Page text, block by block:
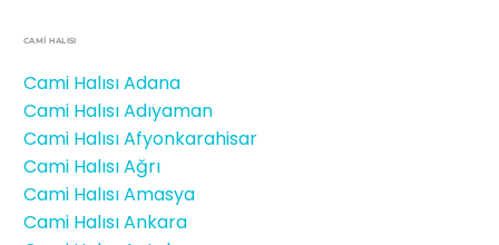
CAMİ HALISI
Cami Halısı Adana
Cami Halısı Adıyaman
Cami Halısı Afyonkarahisar
Cami Halısı Ağrı
Cami Halısı Amasya
Cami Halısı Ankara